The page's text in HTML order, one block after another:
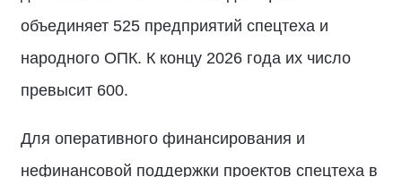
объединяет 525 предприятий спецтеха и
народного ОПК. К концу 2026 года их число
превысит 600.
Для оперативного финансирования и
нефинансовой поддержки проектов спецтеха в